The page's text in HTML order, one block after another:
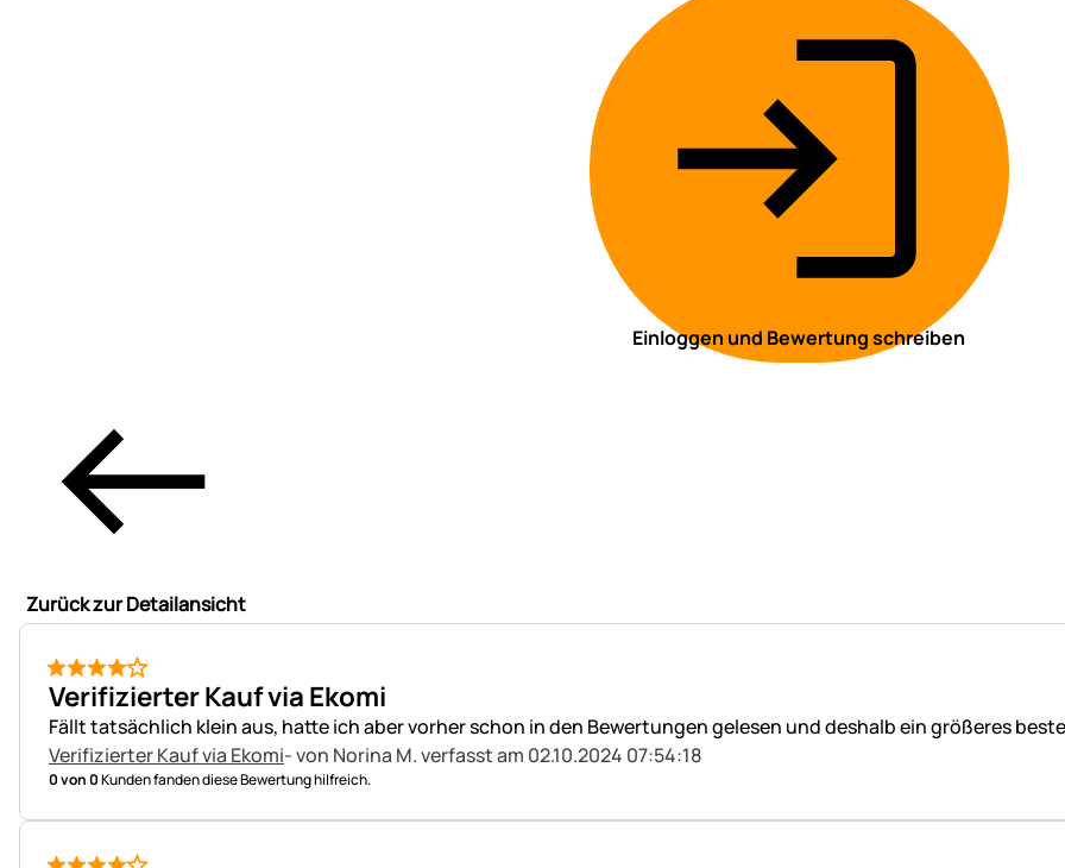
Einloggen und Bewertung schreiben
Zurück zur Detailansicht
4 von 5
Verifizierter Kauf via Ekomi
Fällt tatsächlich klein aus, hatte ich aber vorher schon in den Bewertungen gelesen und deshalb ein größeres
Verifizierter Kauf via Ekomi- von Norina M.verfasst am 02.10.2024 07:54:18
0 von 0Kunden fanden diese Bewertung hilfreich.